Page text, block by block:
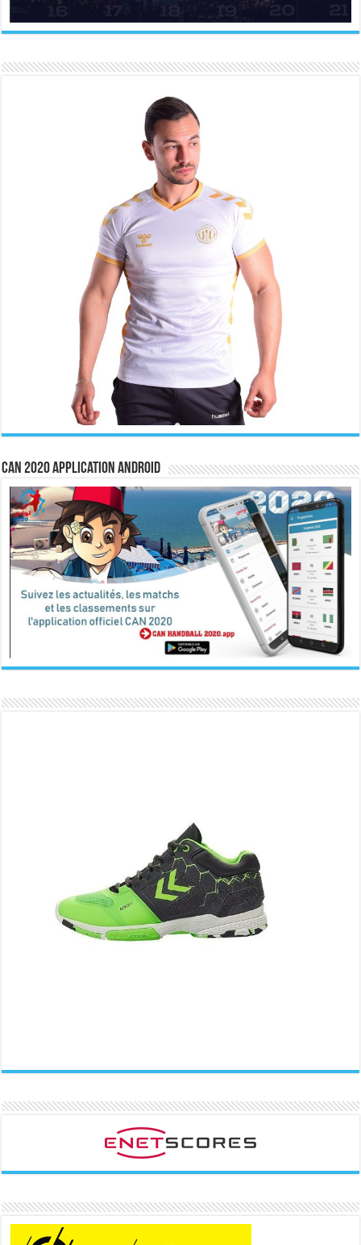
CAN 2020 Application Android